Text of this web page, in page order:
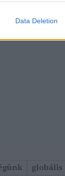
Data Deletion
globális